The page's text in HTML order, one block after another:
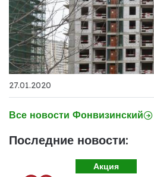
27.01.2020
Все новости Фонвизинский
Последние новости:
Акция